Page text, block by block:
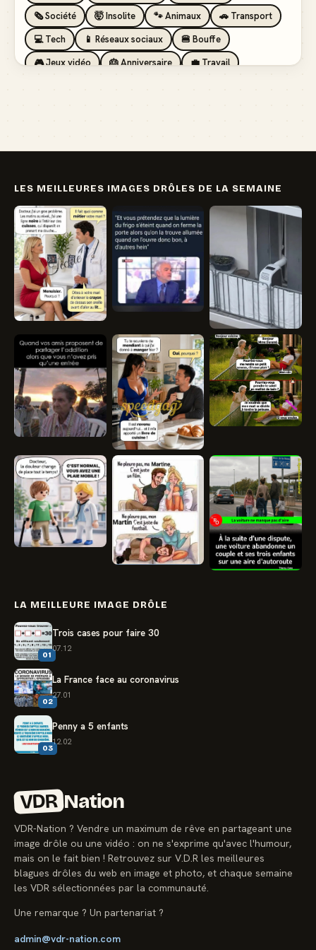
🗞️ Société
🤯 Insolite 🐾 Animaux
🚗 Transport
💻 Tech
📱 Réseaux sociaux
🍔 Bouffe
🎮 Jeux vidéo
🎂 Anniversaire
💼 Travail
LES MEILLEURES IMAGES DRÔLES DE LA SEMAINE
LA MEILLEURE IMAGE DRÔLE
01
Trois cases pour faire 30
07.12
02
La France face au coronavirus
27.01
03
Penny a 5 enfants
12.02
VDR Nation
VDR-Nation ? Vendre un maximum de rêve en partageant une
image drôle ou une vidéo : on ne s'exprime qu'avec l'humour,
mais on le fait bien ! Retrouvez sur V.D.R les meilleures
blagues drôles du web en image et photo, et chaque semaine
les VDR sélectionnées par la communauté.
Une remarque ? Un partenariat ?
admin@vdr-nation.com